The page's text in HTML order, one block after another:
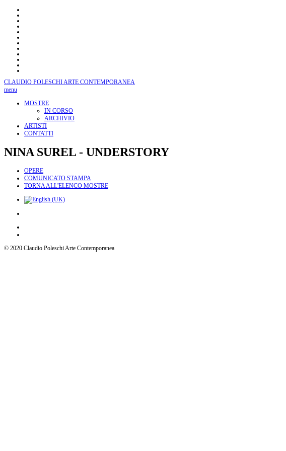
CLAUDIO POLESCHIARTE CONTEMPORANEA
menu
MOSTRE
IN CORSO
ARCHIVIO
ARTISTI
CONTATTI
NINA SUREL - UNDERSTORY
OPERE
COMUNICATO STAMPA
TORNA ALL'ELENCO MOSTRE
© 2020 Claudio Poleschi Arte Contemporanea